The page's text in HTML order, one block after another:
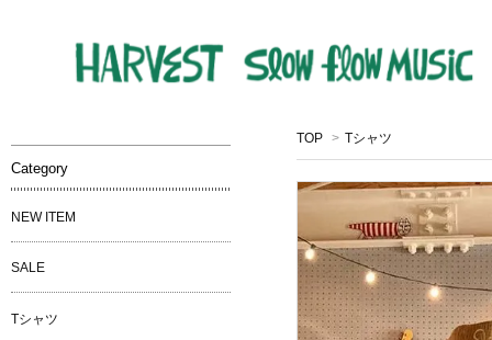
TOP > Tシャツ
Category
NEW ITEM
SALE
Tシャツ